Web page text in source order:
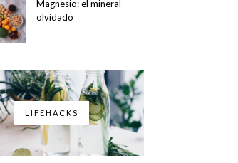
Magnesio: el mineral
olvidado
LIFEHACKS